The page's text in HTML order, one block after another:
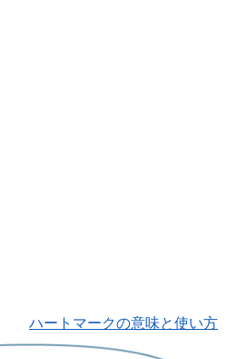
ハートマークの意味と使い方